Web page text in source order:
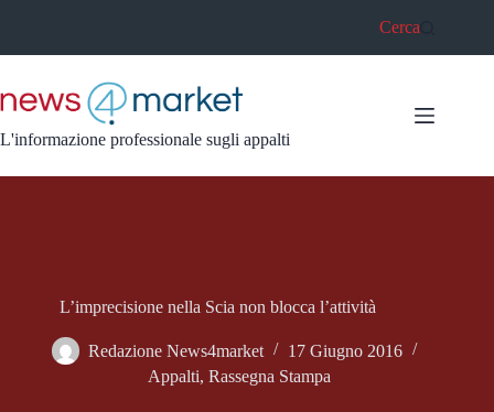
Cerca
L'informazione professionale sugli appalti
L’imprecisione nella Scia non blocca l’attività
Redazione News4market
17 Giugno 2016
Appalti,Rassegna Stampa